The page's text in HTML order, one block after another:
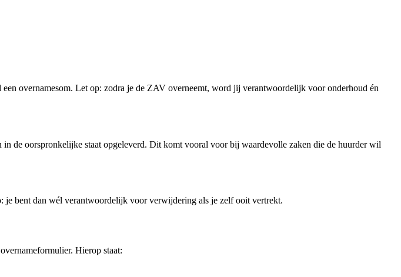
overnamesom. Let op: zodra je de ZAV overneemt, word jij verantwoordelijk voor onderhoud én
de oorspronkelijke staat opgeleverd. Dit komt vooral voor bij waardevolle zaken die de huurder wil
je bent dan wél verantwoordelijk voor verwijdering als je zelf ooit vertrekt.
Hierop staat: